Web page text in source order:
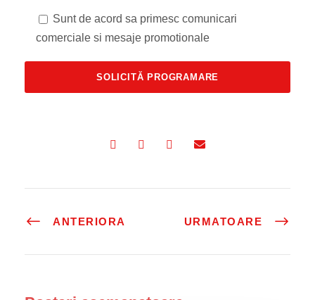
Sunt de acord sa primesc comunicari
comerciale si mesaje promotionale
ANTERIORA URMATOARE